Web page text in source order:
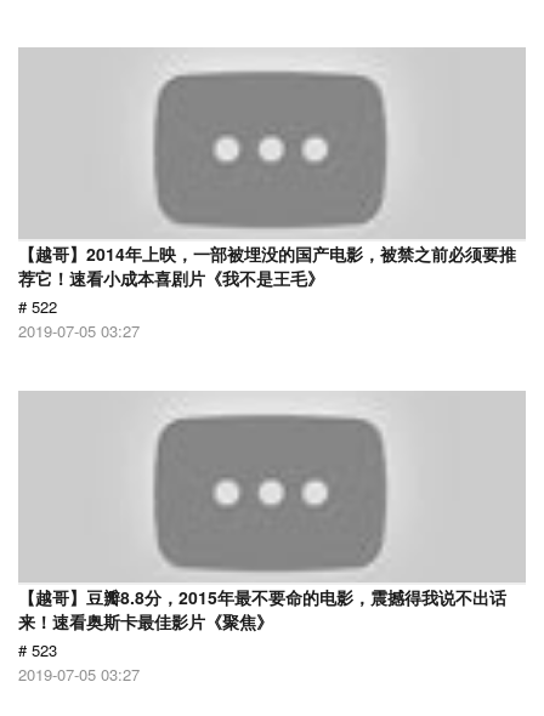
【越哥】2014年上映，一部被埋没的国产电影，被禁之前必须要推
荐它！速看小成本喜剧片《我不是王毛》
# 522
2019-07-05 03:27
【越哥】豆瓣8.8分，2015年最不要命的电影，震撼得我说不出话
来！速看奥斯卡最佳影片《聚焦》
# 523
2019-07-05 03:27